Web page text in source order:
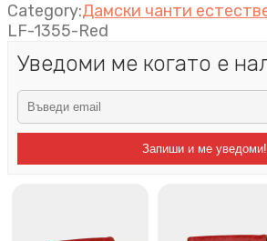
Category:Дамски чанти
LF-1355-Red
Уведоми ме когато е
Запиши и ме уведоми!